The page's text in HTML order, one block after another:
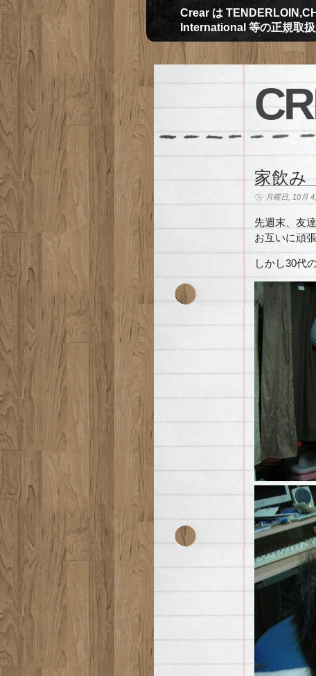
Crear は
International 等の正規取扱
家飲み
月曜日, 10月
先週末、友
お互いに頑
しかし30代